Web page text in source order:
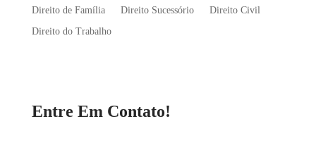
Direito de Família Direito Sucessório
Direito Civil
Direito do Trabalho
Entre Em Contato!